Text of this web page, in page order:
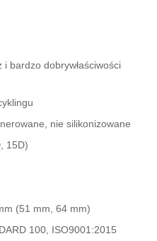
i bardzo dobrywłaściwości
nie silikonizowane
15D)
(51 mm, 64 mm)
100, ISO9001:2015